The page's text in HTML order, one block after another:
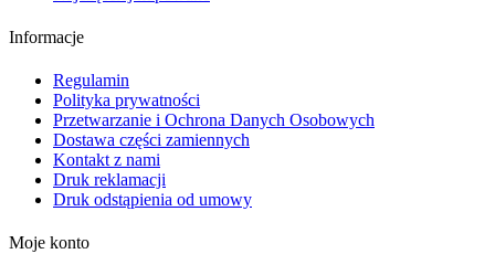
Informacje
Regulamin
Polityka prywatności
Przetwarzanie i Ochrona Danych Osobowych
Dostawa części zamiennych
Kontakt z nami
Druk reklamacji
Druk odstąpienia od umowy
Moje konto